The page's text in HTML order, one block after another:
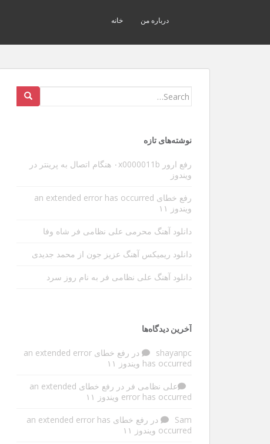
p
خانه درباره من
Search
نوشته‌های تازه
رفع ارور ۰x0000011b هنگام اتصال به پرینتر در
ویندوز
رفع خطای an extended error has occurred
ویندوز ۱۱
دانلود آهنگ محرمی علی نظامی فر شاه وفا
دانلود ریمیکس آهنگ عزیز جون از محمد جدیدی
دانلود آهنگ علی نظامی فر به نام روز سرد
آخرین دیدگاه‌ها
shayanpc در
رفع خطای an extended error
has occurred ویندوز ۱۱
علی نظامی فر در
رفع خطای an extended
error has occurred ویندوز ۱۱
Sam در
رفع خطای an extended error has
occurred ویندوز ۱۱